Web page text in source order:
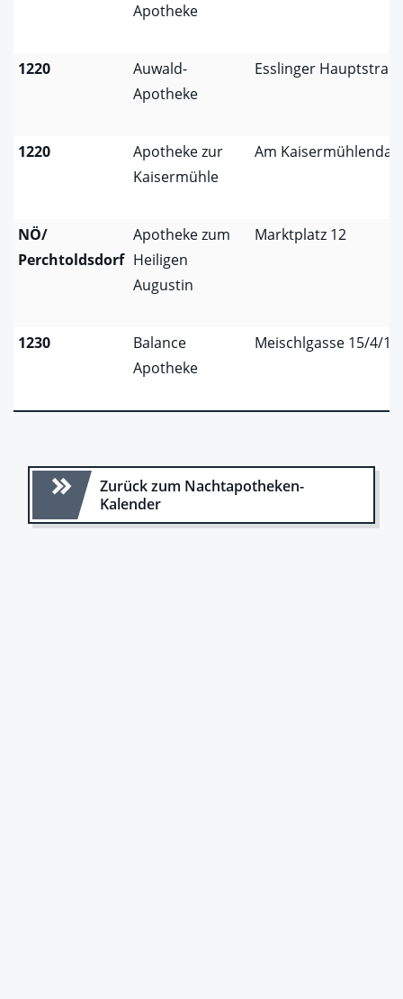
Apotheke
1220
Auwald-
Apotheke
Esslinger
1220
Apotheke zur
Kaisermühle
Am
NÖ/
Perchtoldsdorf
Apotheke zum
Heiligen
Augustin
Marktplatz 12
1230
Balance
Apotheke
Meischlgasse 15/4/1
Zurück zum Nachtapotheken-
Kalender